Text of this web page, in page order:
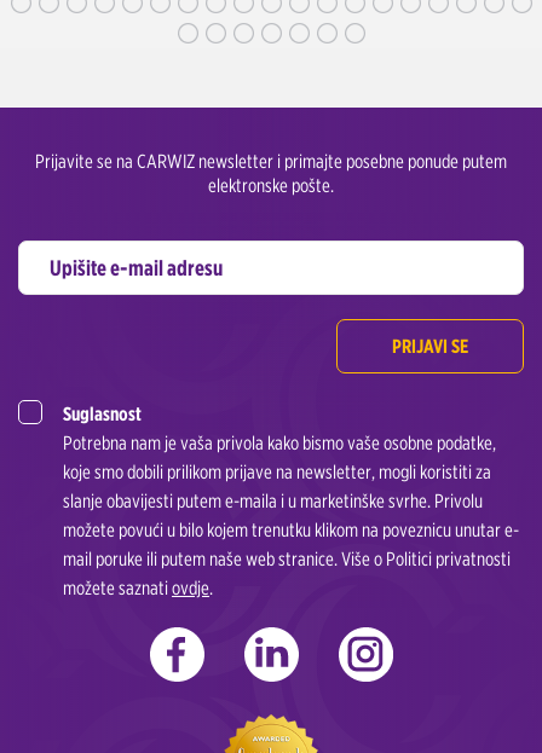
Prijavite se na CARWIZ newsletter i primajte posebne ponude putem
elektronske pošte.
PRIJAVI SE
Suglasnost
Potrebna nam je vaša privola kako bismo vaše osobne podatke,
koje smo dobili prilikom prijave na newsletter, mogli koristiti za
slanje obavijesti putem e-maila i u marketinške svrhe. Privolu
možete povući u bilo kojem trenutku klikom na poveznicu unutar e-
mail poruke ili putem naše web stranice. Više o Politici privatnosti
možete saznatiovdje.